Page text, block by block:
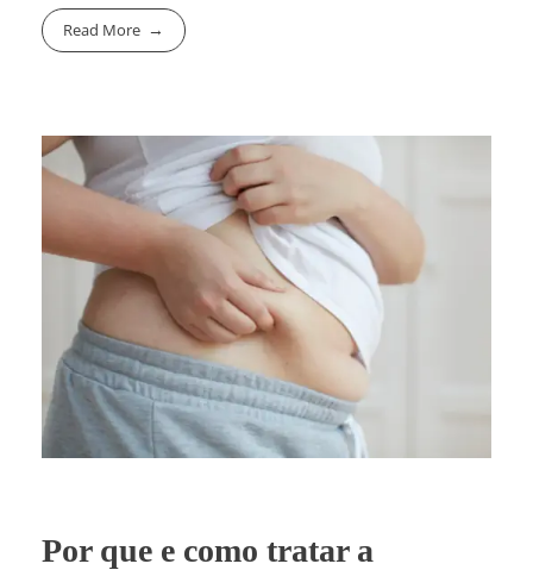
Read More
Por que e como tratar a